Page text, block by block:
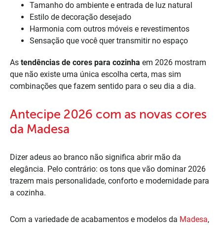
Tamanho do ambiente e entrada de luz natural
Estilo de decoração desejado
Harmonia com outros móveis e revestimentos
Sensação que você quer transmitir no espaço
As tendências de cores para cozinha em 2026 mostram
que não existe uma única escolha certa, mas sim
combinações que fazem sentido para o seu dia a dia.
Antecipe 2026 com as novas cores
da Madesa
Dizer adeus ao branco não significa abrir mão da
elegância. Pelo contrário: os tons que vão dominar 2026
trazem mais personalidade, conforto e modernidade para
a cozinha.
Com a variedade de acabamentos e modelos da Madesa,